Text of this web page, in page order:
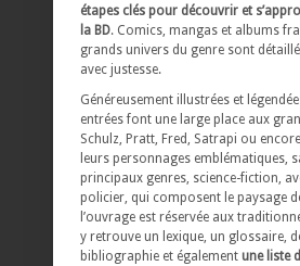
étapes clés pour découvrir et
la BD. Comics, mangas et albums
grands univers du genre sont
avec justesse.
Généreusement illustrées et
entrées font une large place aux
Schulz, Pratt, Fred, Satrapi ou
leurs personnages emblématiques,
principaux genres, science-fiction,
policier, qui composent le paysage
l’ouvrage est réservée aux
y retrouve un lexique, un glossaire,
bibliographie et également une liste